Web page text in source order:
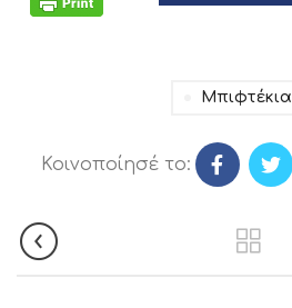
Μπιφτέκια
Κοινοποίησέ το: